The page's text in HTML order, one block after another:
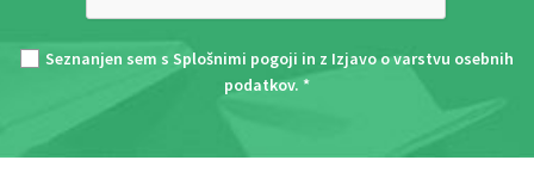
Seznanjen sem s Splošnimi pogoji in z Izjavo o varstvu osebnih
podatkov. *